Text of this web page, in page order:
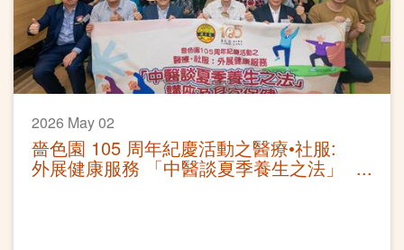
2026 May 02
嗇色園 105 周年紀慶活動之醫療•社服:
外展健康服務 「中醫談夏季養生之法」
講座及耳穴保健